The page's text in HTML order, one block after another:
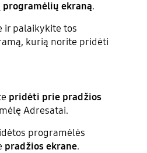
programėlių ekraną.
ir palaikykite tos
kurią norite pridėti
pridėti prie pradžios
Adresatai.
programėlės
pradžios ekrane.